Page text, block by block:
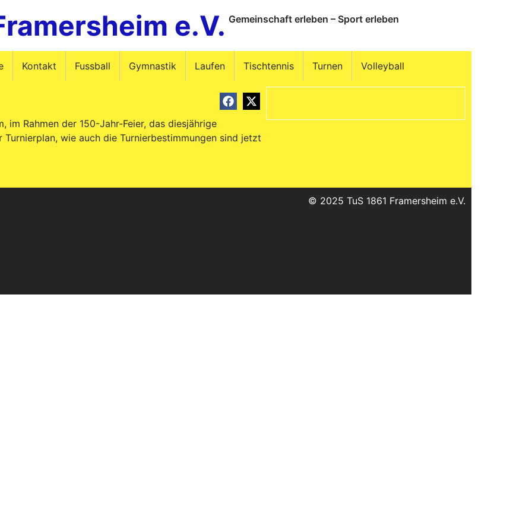
e.V. Gemeinschaft erleben – Sport erleben
Kontakt Fussball Gymnastik Laufen Tischtennis Turnen Volleyball
im Rahmen der 150-Jahr-Feier, das diesjährige
wie auch die Turnierbestimmungen sind jetzt
© 2025 TuS 1861 Framersheim e.V.